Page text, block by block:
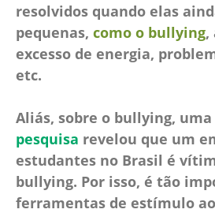
resolvidos quando elas
pequenas, como o bullying,
excesso de energia,
etc.
Aliás, sobre o bullying, uma
pesquisa revelou que um
estudantes no Brasil é
bullying. Por isso, é tão
ferramentas de estímulo